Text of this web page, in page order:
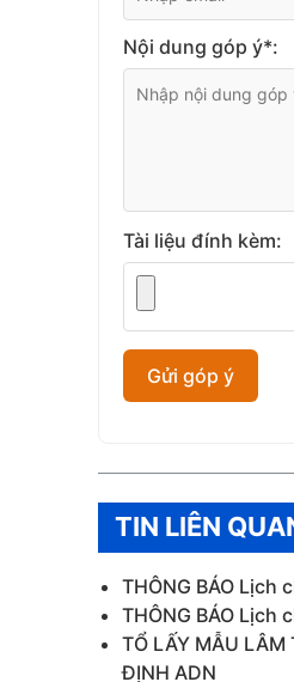
Nội dung góp ý*:
Tài liệu đính kèm:
TIN LIÊN
THÔNG BÁO
THÔNG BÁO
TỔ LẤY MẪU LÂM
ĐỊNH ADN